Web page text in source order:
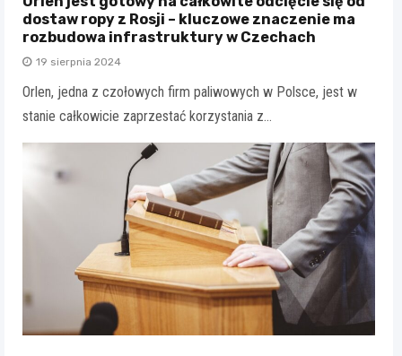
dostaw ropy z Rosji – kluczowe znaczenie ma
rozbudowa infrastruktury w Czechach
19 sierpnia 2024
Orlen, jedna z czołowych firm paliwowych w Polsce, jest w
stanie całkowicie zaprzestać korzystania z…